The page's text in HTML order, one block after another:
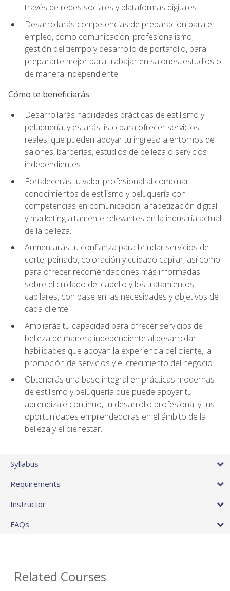
través de redes sociales y plataformas digitales.
Desarrollarás competencias de preparación para el
empleo, como comunicación, profesionalismo,
gestión del tiempo y desarrollo de portafolio, para
prepararte mejor para trabajar en salones, estudios o
de manera independiente.
Cómo te beneficiarás
Desarrollarás habilidades prácticas de estilismo y
peluquería, y estarás listo para ofrecer servicios
reales, que pueden apoyar tu ingreso a entornos de
salones, barberías, estudios de belleza o servicios
independientes.
Fortalecerás tu valor profesional al combinar
conocimientos de estilismo y peluquería con
competencias en comunicación, alfabetización digital
y marketing altamente relevantes en la industria actual
de la belleza.
Aumentarás tu confianza para brindar servicios de
corte, peinado, coloración y cuidado capilar, así como
para ofrecer recomendaciones más informadas
sobre el cuidado del cabello y los tratamientos
capilares, con base en las necesidades y objetivos de
cada cliente.
Ampliarás tu capacidad para ofrecer servicios de
belleza de manera independiente al desarrollar
habilidades que apoyan la experiencia del cliente, la
promoción de servicios y el crecimiento del negocio.
Obtendrás una base integral en prácticas modernas
de estilismo y peluquería que puede apoyar tu
aprendizaje continuo, tu desarrollo profesional y tus
oportunidades emprendedoras en el ámbito de la
belleza y el bienestar.
Syllabus
Requirements
Instructor
FAQs
Related Courses